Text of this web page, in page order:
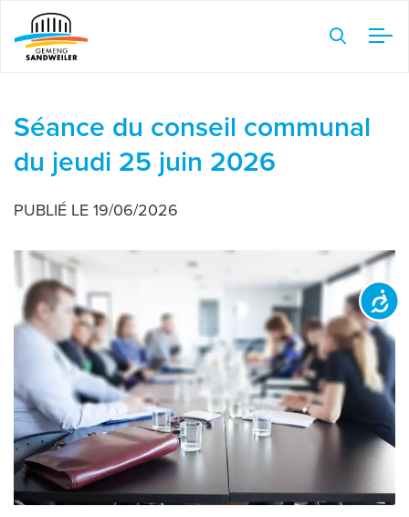
Veuillez
noter
site
Web
comprend
système
Séance du conseil communal
du jeudi 25 juin 2026
PUBLIÉ LE 19/06/2026